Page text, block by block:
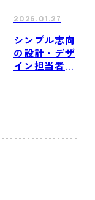
2026.01.27
シンプル志向
の設計・デザ
イン担当者に